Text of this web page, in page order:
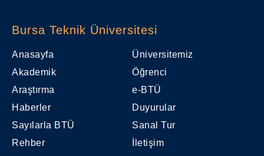
Bursa Teknik Üniversitesi
Anasayfa
Üniversitemiz
Akademik
Öğrenci
Araştırma
e-BTÜ
Haberler
Duyurular
Sayılarla BTÜ
Sanal Tur
Rehber
İletişim